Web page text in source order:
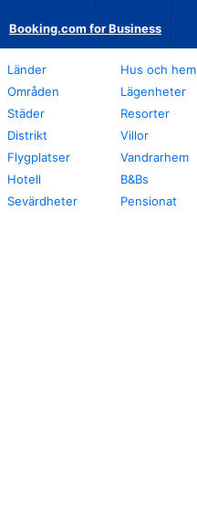
Booking.com for Business
Länder
Områden
Städer
Distrikt
Flygplatser
Hotell
Sevärdheter
Hus och hem
Lägenheter
Resorter
Villor
Vandrarhem
B&Bs
Pensionat